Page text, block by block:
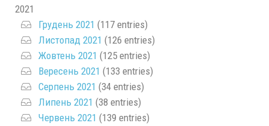
2021
Грудень 2021 (117 entries)
Листопад 2021 (126 entries)
Жовтень 2021 (125 entries)
Вересень 2021 (133 entries)
Серпень 2021 (34 entries)
Липень 2021 (38 entries)
Червень 2021 (139 entries)